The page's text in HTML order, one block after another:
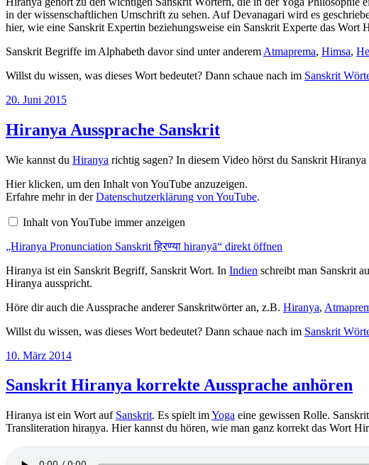
in der wissenschaftlichen Umschrift zu sehen. Auf Devanagari wird es
hier, wie eine Sanskrit Expertin beziehungsweise ein Sanskrit Experte das Wort
Sanskrit Begriffe im Alphabeth davor sind unter anderem Atmaprema, Himsa,
Willst du wissen, was dieses Wort bedeutet? Dann schaue nach im Sanskrit
Veröffentlicht
20. Juni 2015
Hiranya Aussprache Sanskrit
Wie kannst du Hiranya richtig sagen? In diesem Video hörst du Sanskrit Hiranya
„Hiranya
Pronunciation
Sanskrit
hiraṇyā“
YouTube
Hier klicken, um den Inhalt von YouTube anzuzeigen.
Erfahre mehr in derDatenschutzerklärung von YouTube.
Inhalt von YouTube immer anzeigen
„Hiranya Pronunciation Sanskrit हिरण्या hiraṇyā“ direkt öffnen
Hiranya ist ein Sanskrit Begriff, Sanskrit Wort. In Indien schreibt man Sanskrit
Hiranya ausspricht.
Höre dir auch die Aussprache anderer Sanskritwörter an, z.B. Hiranya,
Willst du wissen, was dieses Wort bedeutet? Dann schaue nach im Sanskrit
Veröffentlicht
10. März 2014
Sanskrit Hiranya korrekte Aussprache anhören
Hiranya ist ein Wort auf Sanskrit. Es spielt imYoga eine gewissen Rolle.
Transliteration hiraṇya. Hier kannst du hören, wie man ganz korrekt das Wort